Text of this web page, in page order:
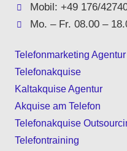
Mobil: +49 176/
Mo. – Fr. 08.00 –
Telefonmarketing Agentur
Telefonakquise
Kaltakquise Agentur
Akquise am Telefon
Telefonakquise
Telefontraining